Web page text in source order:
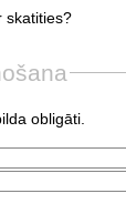
skatities?
obligāti.